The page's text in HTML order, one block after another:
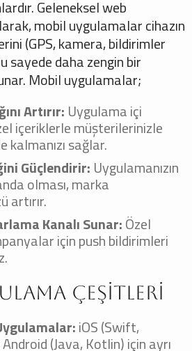
Geleneksel web
mobil uygulamalar cihazın
(GPS, kamera, bildirimler
sayede daha zengin bir
Mobil uygulamalar;
Artırır: Uygulama içi
içeriklerle müşterilerinizle
kalmanızı sağlar.
Güçlendirir: Uygulamanızın
olması, marka
artırır.
Kanalı Sunar:Özel
için push bildirimleri
Çeşitleri
iOS (Swift,
(Java, Kotlin) için ayrı